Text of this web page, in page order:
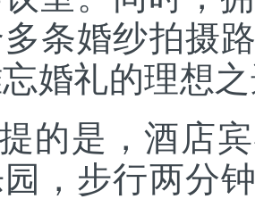
条婚纱拍摄
婚礼的理想
的是，酒店
，步行两分